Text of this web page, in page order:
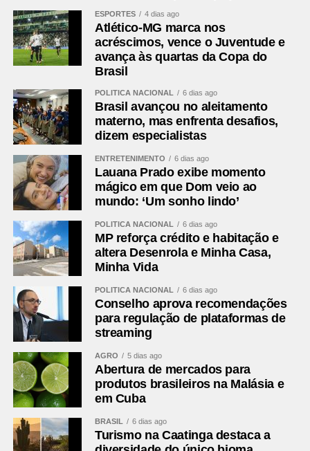
ESPORTES 4 dias ago
Atlético-MG marca nos
acréscimos, vence o Juventude e
avança às quartas da Copa do
Brasil
POLÍTICA NACIONAL 6 dias ago
Brasil avançou no aleitamento
materno, mas enfrenta desafios,
dizem especialistas
ENTRETENIMENTO 6 dias ago
Lauana Prado exibe momento
mágico em que Dom veio ao
mundo: ‘Um sonho lindo’
POLÍTICA NACIONAL 6 dias ago
MP reforça crédito e habitação e
altera Desenrola e Minha Casa,
Minha Vida
POLÍTICA NACIONAL 6 dias ago
Conselho aprova recomendações
para regulação de plataformas de
streaming
AGRO 5 dias ago
Abertura de mercados para
produtos brasileiros na Malásia e
em Cuba
BRASIL 6 dias ago
Turismo na Caatinga destaca a